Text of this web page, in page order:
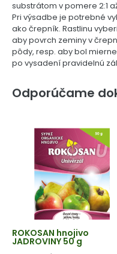
substrátom v pomere 2:1
Pri výsadbe je potrebné
ako črepník. Rastlinu
aby povrch zeminy v
pôdy, resp. aby bol
po vysadení pravidelnú
Odporúčame
ROKOSAN hnojivo
JADROVINY 50 g